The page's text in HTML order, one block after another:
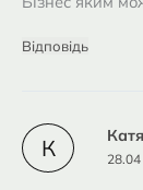
Відповідь
К Катя